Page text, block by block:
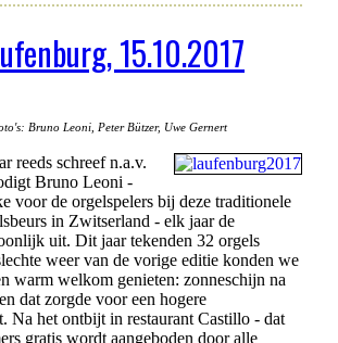
15.10.2017
Bruno Leoni, Peter Bützer, Uwe Gernert
reeds schreef n.a.v.
Bruno Leoni -
voor de orgelspelers bij deze traditionele
in Zwitserland - elk jaar de
uit. Dit jaar tekenden 32 orgels
weer van de vorige editie konden we
warm welkom genieten: zonneschijn na
dat zorgde voor een hogere
Na het ontbijt in restaurant Castillo - dat
gratis wordt aangeboden door alle